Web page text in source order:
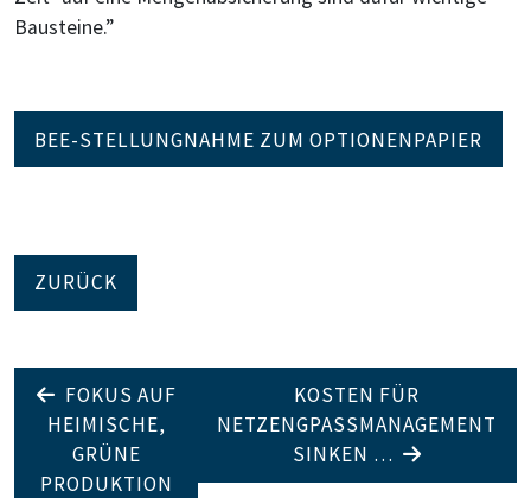
Bausteine.”
BEE-STELLUNGNAHME ZUM OPTIONENPAPIER
ZURÜCK
FOKUS AUF
HEIMISCHE,
GRÜNE
PRODUKTION
KOSTEN FÜR
NETZENGPASSMANAGEMENT
SINKEN …